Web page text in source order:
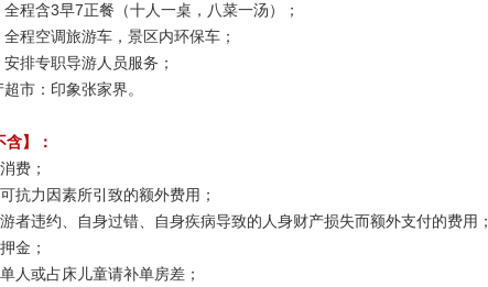
程含3早7正餐（十人一桌，八菜一汤）；
程空调旅游车，景区内环保车；
排专职导游人员服务；
市：印象张家界。
】：
费；
抗力因素所引致的额外费用；
者违约、自身过错、自身疾病导致的人身财产损失而额外支付的费用；
金；
人或占床儿童请补单房差；